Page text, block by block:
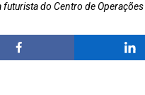
futurista do Centro de